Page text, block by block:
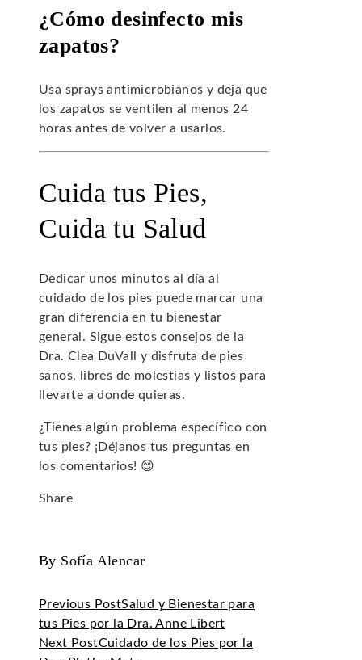
¿Cómo desinfecto mis
zapatos?
Usa sprays antimicrobianos y deja que
los zapatos se ventilen al menos 24
horas antes de volver a usarlos.
Cuida tus Pies,
Cuida tu Salud
Dedicar unos minutos al día al
cuidado de los pies puede marcar una
gran diferencia en tu bienestar
general. Sigue estos consejos de la
Dra. Clea DuVall y disfruta de pies
sanos, libres de molestias y listos para
llevarte a donde quieras.
¿Tienes algún problema específico con
tus pies? ¡Déjanos tus preguntas en
los comentarios! 😊
Share
By Sofía Alencar
Previous PostSalud y Bienestar para
tus Pies por la Dra. Anne Libert
Next PostCuidado de los Pies por la